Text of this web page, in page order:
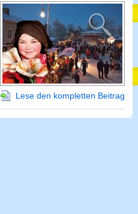
Lese den kompletten Beitrag